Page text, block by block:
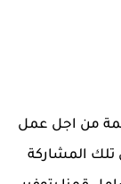
من اجل عمل
المشاركة